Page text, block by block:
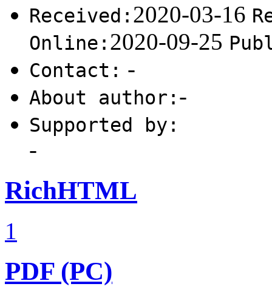
Received: 2020-03-16
Online: 2020-09-25
Contact: -
About author: -
Supported by:
-
RichHTML
1
PDF (PC)